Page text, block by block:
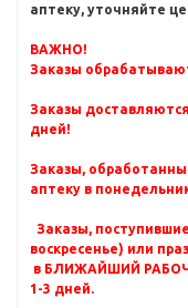
аптеку, уточняйте
ВАЖНО!
Заказы
Заказы
дней!
Заказы,
аптеку в
Заказы,
воскресенье) или
в БЛИЖАЙШИЙ
1-3 дней.